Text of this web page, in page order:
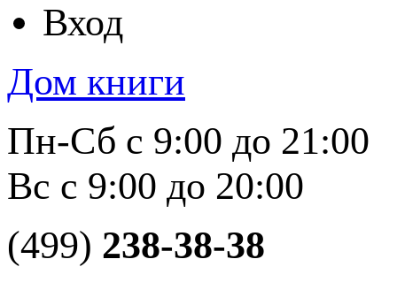
Вход
Дом книги
Пн-Сб с 9:00 до 21:00
Вс с 9:00 до 20:00
(499) 238-38-38